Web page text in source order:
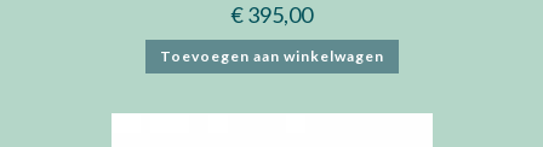
€395,00
Toevoegen aan winkelwagen